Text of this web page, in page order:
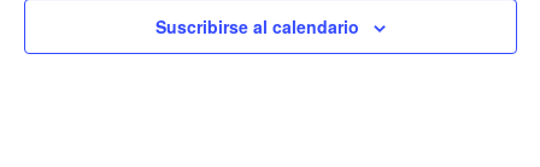
Suscribirse al calendario